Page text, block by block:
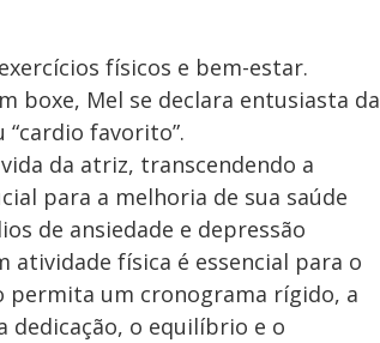
físicos e bem-estar.
boxe, Mel se declara entusiasta da
favorito”.
da atriz, transcendendo a
para a melhoria de sua saúde
de ansiedade e depressão
atividade física é essencial para o
permita um cronograma rígido, a
dedicação, o equilíbrio e o